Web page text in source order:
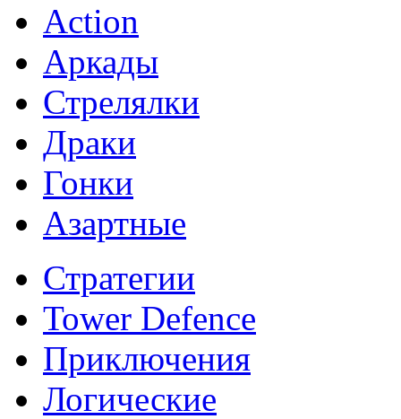
Action
Аркады
Стрелялки
Драки
Гонки
Азартные
Стратегии
Tower Defence
Приключения
Логические